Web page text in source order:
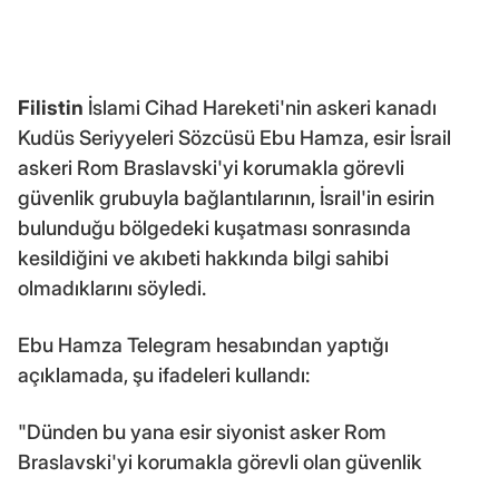
Filistin İslami Cihad Hareketi'nin askeri kanadı
Kudüs Seriyyeleri Sözcüsü Ebu Hamza, esir İsrail
askeri Rom Braslavski'yi korumakla görevli
güvenlik grubuyla bağlantılarının, İsrail'in esirin
bulunduğu bölgedeki kuşatması sonrasında
kesildiğini ve akıbeti hakkında bilgi sahibi
olmadıklarını söyledi.
Ebu Hamza Telegram hesabından yaptığı
açıklamada, şu ifadeleri kullandı:
"Dünden bu yana esir siyonist asker Rom
Braslavski'yi korumakla görevli olan güvenlik